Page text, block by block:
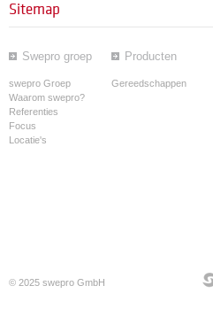
Sitemap
Swepro groep
swepro Groep
Waarom swepro?
Referenties
Focus
Locatie's
Producten
Gereedschappen
© 2025 swepro GmbH